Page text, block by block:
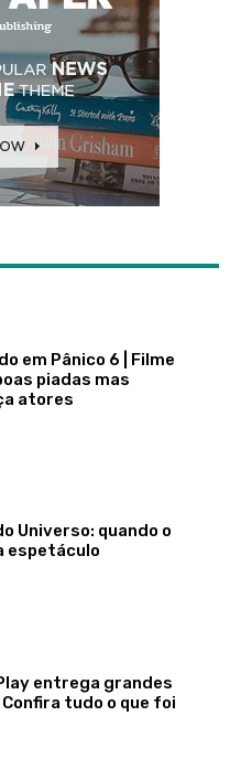
em Pânico 6 | Filme
piadas mas
atores
Universo: quando o
espetáculo
entrega grandes
tudo o que foi